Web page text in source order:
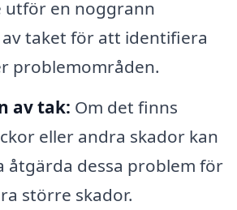
utför en noggrann
taket för att identifiera
problemområden.
av tak: Om det finns
eller andra skador kan
åtgärda dessa problem för
större skador.